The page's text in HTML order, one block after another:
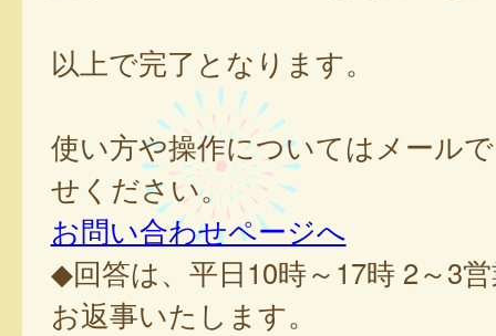
以上で完了となります。
使い方や操作についてはメール
せください。
お問い合わせページへ
◆回答は、平日10時～17時 2～3
お返事いたします。